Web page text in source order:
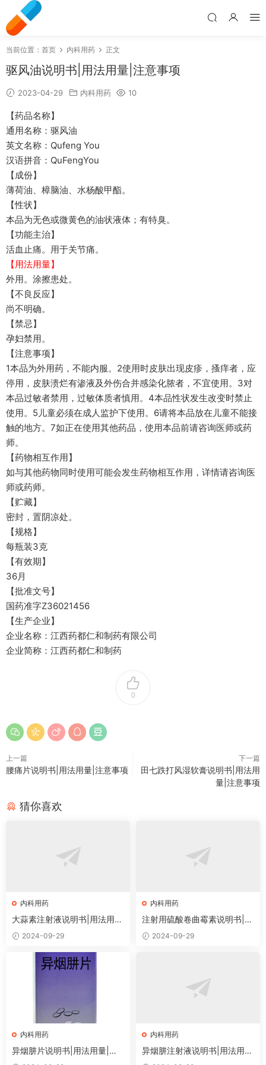
当前位置： 首页 内科用药 正文
驱风油说明书|用法用量|注意事项
2023-04-29 内科用药 10
【药品名称】
通用名称：驱风油
英文名称：Qufeng You
汉语拼音：QuFengYou
【成份】
薄荷油、樟脑油、水杨酸甲酯。
【性状】
本品为无色或微黄色的油状液体；有特臭。
【功能主治】
活血止痛。用于关节痛。
【用法用量】
外用。涂擦患处。
【不良反应】
尚不明确。
【禁忌】
孕妇禁用。
【注意事项】
1本品为外用药，不能内服。2使用时皮肤出现皮疹，搔痒者，应
停用，皮肤溃烂有渗液及外伤合并感染化脓者，不宜使用。3对
本品过敏者禁用，过敏体质者慎用。4本品性状发生改变时禁止
使用。5儿童必须在成人监护下使用。6请将本品放在儿童不能接
触的地方。7如正在使用其他药品，使用本品前请咨询医师或药
师。
【药物相互作用】
如与其他药物同时使用可能会发生药物相互作用，详情请咨询医
师或药师。
【贮藏】
密封，置阴凉处。
【规格】
每瓶装3克
【有效期】
36月
【批准文号】
国药准字Z36021456
【生产企业】
企业名称：江西药都仁和制药有限公司
企业简称：江西药都仁和制药
0
上一篇
腰痛片说明书|用法用量|注意事项
下一篇
田七跌打风湿软膏说明书|用法用
量|注意事项
猜你喜欢
内科用药
大蒜素注射液说明书|用法用
量|注意事项
2024-09-29
内科用药
注射用硫酸卷曲霉素说明书|用
法用量|注意事项
2024-09-29
内科用药
异烟肼片说明书|用法用量|注
意事项
内科用药
异烟肼注射液说明书|用法用
量|注意事项